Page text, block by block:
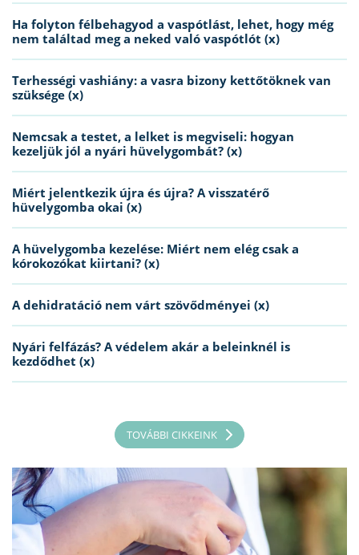
Ha folyton félbehagyod a vaspótlást, lehet, hogy még
nem találtad meg a neked való vaspótlót (x)
Terhességi vashiány: a vasra bizony kettőtöknek van
szüksége (x)
Nemcsak a testet, a lelket is megviseli: hogyan
kezeljük jól a nyári hüvelygombát? (x)
Miért jelentkezik újra és újra? A visszatérő
hüvelygomba okai (x)
A hüvelygomba kezelése: Miért nem elég csak a
kórokozókat kiirtani? (x)
A dehidratáció nem várt szövődményei (x)
Nyári felfázás? A védelem akár a beleinknél is
kezdődhet (x)
TOVÁBBI CIKKEINK